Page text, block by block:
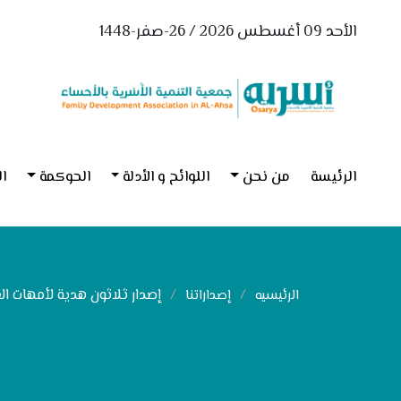
الأحد 09 أغسطس 2026 / 26-صفر-1448
الرئيسة من نحن اللوائح و الأدلة الحوكمة
الرئيسيه إصداراتنا إصدار ثلاثون هدية لأمهات